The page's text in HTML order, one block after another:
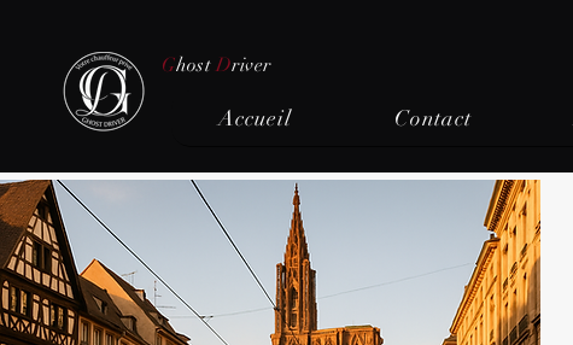
Ghost Driver
Accueil Contact